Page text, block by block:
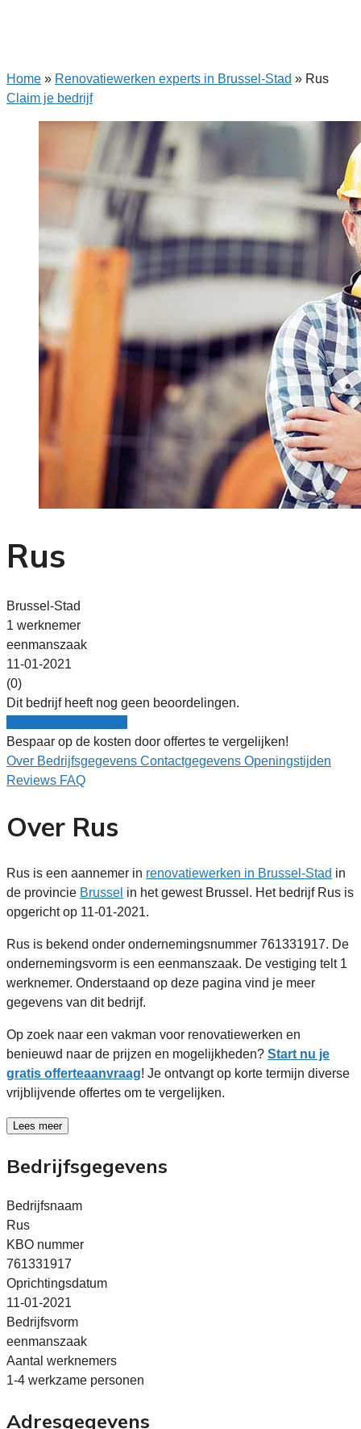
Home » Renovatiewerken experts in Brussel-Stad » Rus
Claim je bedrijf
Rus
Brussel-Stad
1 werknemer
eenmanszaak
11-01-2021
(0)
Dit bedrijf heeft nog geen beoordelingen.
Bespaar op de kosten door offertes te vergelijken!
Over Bedrijfsgegevens Contactgegevens Openingstijden
Reviews FAQ
Over Rus
Rus is een aannemer in renovatiewerken in Brussel-Stad in
de provincie Brussel in het gewest Brussel. Het bedrijf Rus is
opgericht op 11-01-2021.
Rus is bekend onder ondernemingsnummer 761331917. De
ondernemingsvorm is een eenmanszaak. De vestiging telt 1
werknemer. Onderstaand op deze pagina vind je meer
gegevens van dit bedrijf.
Op zoek naar een vakman voor renovatiewerken en
benieuwd naar de prijzen en mogelijkheden? Start nu je
gratis offerteaanvraag! Je ontvangt op korte termijn diverse
vrijblijvende offertes om te vergelijken.
Lees meer
Bedrijfsgegevens
Bedrijfsnaam
Rus
KBO nummer
761331917
Oprichtingsdatum
11-01-2021
Bedrijfsvorm
eenmanszaak
Aantal werknemers
1-4 werkzame personen
Adresgegevens